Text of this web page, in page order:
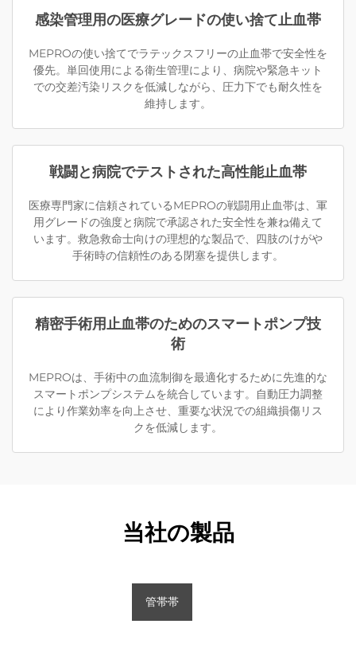
感染管理用の医療グレードの使い捨て止血帯
MEPROの使い捨てでラテックスフリーの止血帯で安全性を
優先。単回使用による衛生管理により、病院や緊急キット
での交差汚染リスクを低減しながら、圧力下でも耐久性を
維持します。
戦闘と病院でテストされた高性能止血帯
医療専門家に信頼されているMEPROの戦闘用止血帯は、軍
用グレードの強度と病院で承認された安全性を兼ね備えて
います。救急救命士向けの理想的な製品で、四肢のけがや
手術時の信頼性のある閉塞を提供します。
精密手術用止血帯のためのスマートポンプ技
術
MEPROは、手術中の血流制御を最適化するために先進的な
スマートポンプシステムを統合しています。自動圧力調整
により作業効率を向上させ、重要な状況での組織損傷リス
クを低減します。
当社の製品
管帯帯